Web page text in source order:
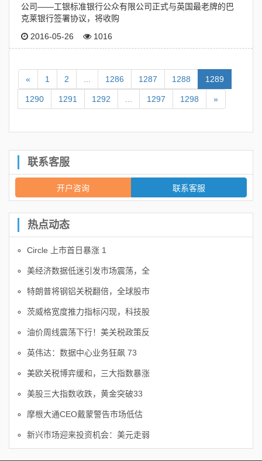
公司——工银标准银行公众有限公司正式与英国最老牌的巴
克莱银行签署协议，将收购
2016-05-26
1016
« 1 2 1286 1287 1288 1289
1290 1291 1292 1297 1298 »
联系客服
开户咨询 联系客服
热点动态
Circle 上市首日暴涨 1
美经济数据低迷引发市场震荡，全
特朗普将钢铝关税翻倍，全球股市
茨威格宽度推力指标闪现，科技股
油价周线震荡下行！美关税政策反
英伟达：数据中心业务狂飙 73
美欧关税博弈缓和，三大指数暴涨
美股三大指数收跌，黄金突破33
摩根大通CEO戴蒙警告市场低估
新兴市场迎来投资机会：美元走弱